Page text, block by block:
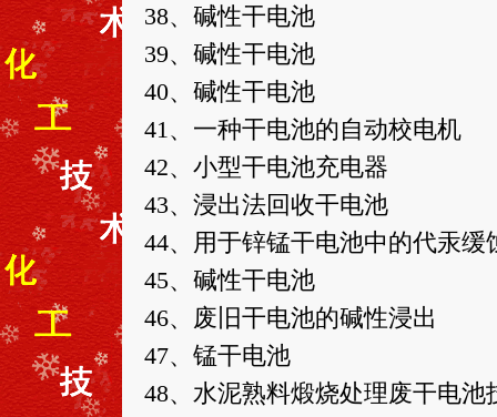
38、碱性干电池
39、碱性干电池
40、碱性干电池
41、一种干电池的自动校电机
42、小型干电池充电器
43、浸出法回收干电池
44、用于锌锰干电池中的代汞缓
45、碱性干电池
46、废旧干电池的碱性浸出
47、锰干电池
48、水泥熟料煅烧处理废干电池